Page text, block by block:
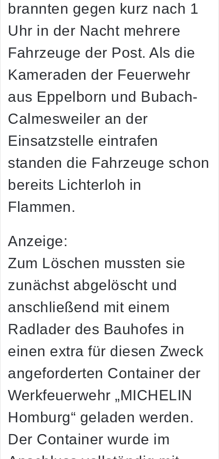
brannten gegen kurz nach 1
Uhr in der Nacht mehrere
Fahrzeuge der Post. Als die
Kameraden der Feuerwehr
aus Eppelborn und Bubach-
Calmesweiler an der
Einsatzstelle eintrafen
standen die Fahrzeuge schon
bereits Lichterloh in
Flammen.
Anzeige:
Zum Löschen mussten sie
zunächst abgelöscht und
anschließend mit einem
Radlader des Bauhofes in
einen extra für diesen Zweck
angeforderten Container der
Werkfeuerwehr „MICHELIN
Homburg“ geladen werden.
Der Container wurde im